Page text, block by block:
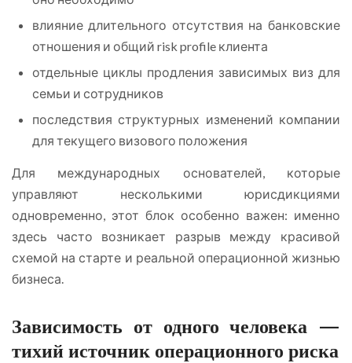
влияние длительного отсутствия на банковские
отношения и общий risk profile клиента
отдельные циклы продления зависимых виз для
семьи и сотрудников
последствия структурных изменений компании
для текущего визового положения
Для международных основателей, которые
управляют несколькими юрисдикциями
одновременно, этот блок особенно важен: именно
здесь часто возникает разрыв между красивой
схемой на старте и реальной операционной жизнью
бизнеса.
Зависимость от одного человека —
тихий источник операционного риска